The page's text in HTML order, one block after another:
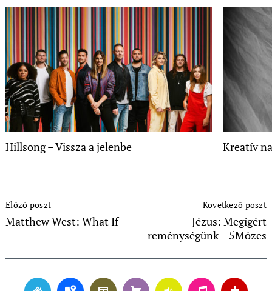
Hillsong – Vissza a jelenbe Kreatív
Navigation
Előző poszt
Matthew West: What If
Következő poszt
Jézus: Megígért
reménységünk – 5Mózes